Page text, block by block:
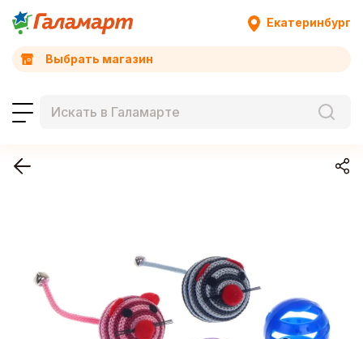
Екатеринбург
Выбрать магазин